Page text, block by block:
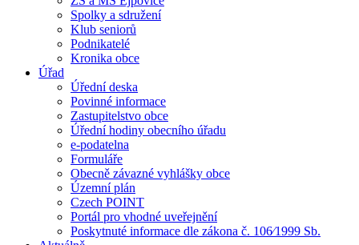
Spolky a sdružení
Klub seniorů
Podnikatelé
Kronika obce
Úřad
Úřední deska
Povinné informace
Zastupitelstvo obce
Úřední hodiny obecního úřadu
e-podatelna
Formuláře
Obecně závazné vyhlášky obce
Územní plán
Czech POINT
Portál pro vhodné uveřejnění
Poskytnuté informace dle zákona č. 106⁄1999 Sb.